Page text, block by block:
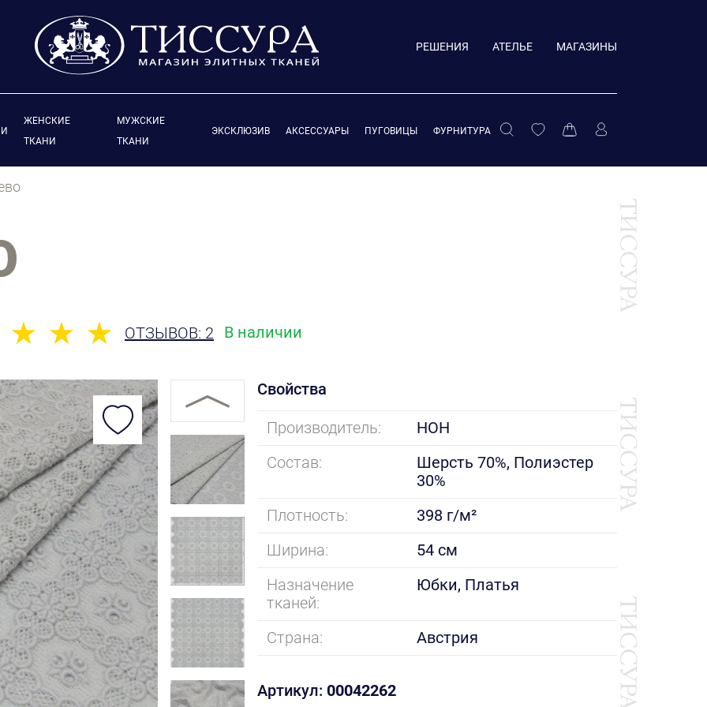
РЕШЕНИЯ АТЕЛЬЕ МАГАЗИНЫ
ЖЕНСКИЕ
ТКАНИ
МУЖСКИЕ
ТКАНИ
ЭКСКЛЮЗИВ АКСЕССУАРЫ ПУГОВИЦЫ ФУРНИТУРА
ОТЗЫВОВ: 2 В наличии
Свойства
Производитель:
HOH
Состав:
Шерсть 70%, Полиэстер
30%
Плотность:
398 г/м²
Ширина:
54 см
Назначение
тканей:
Юбки, Платья
Страна: Австрия
Артикул: 00042262